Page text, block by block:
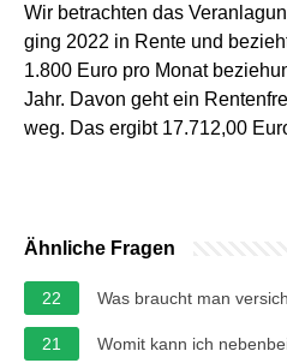
Wir betrachten das
ging 2022 in Rente und
1.800 Euro pro Monat
Jahr. Davon geht ein
weg. Das ergibt 17.712,00
Ähnliche Fragen
22 Was braucht man
21 Womit kann ich